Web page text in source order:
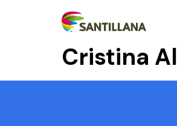
Cristina